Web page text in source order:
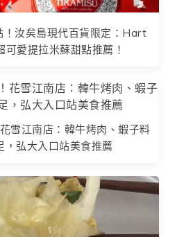
！汝矣島現代百貨限定：Hart
愛提拉米蘇甜點推薦！
雪江南店：韓牛烤肉、蝦子料
，弘大入口站美食推薦